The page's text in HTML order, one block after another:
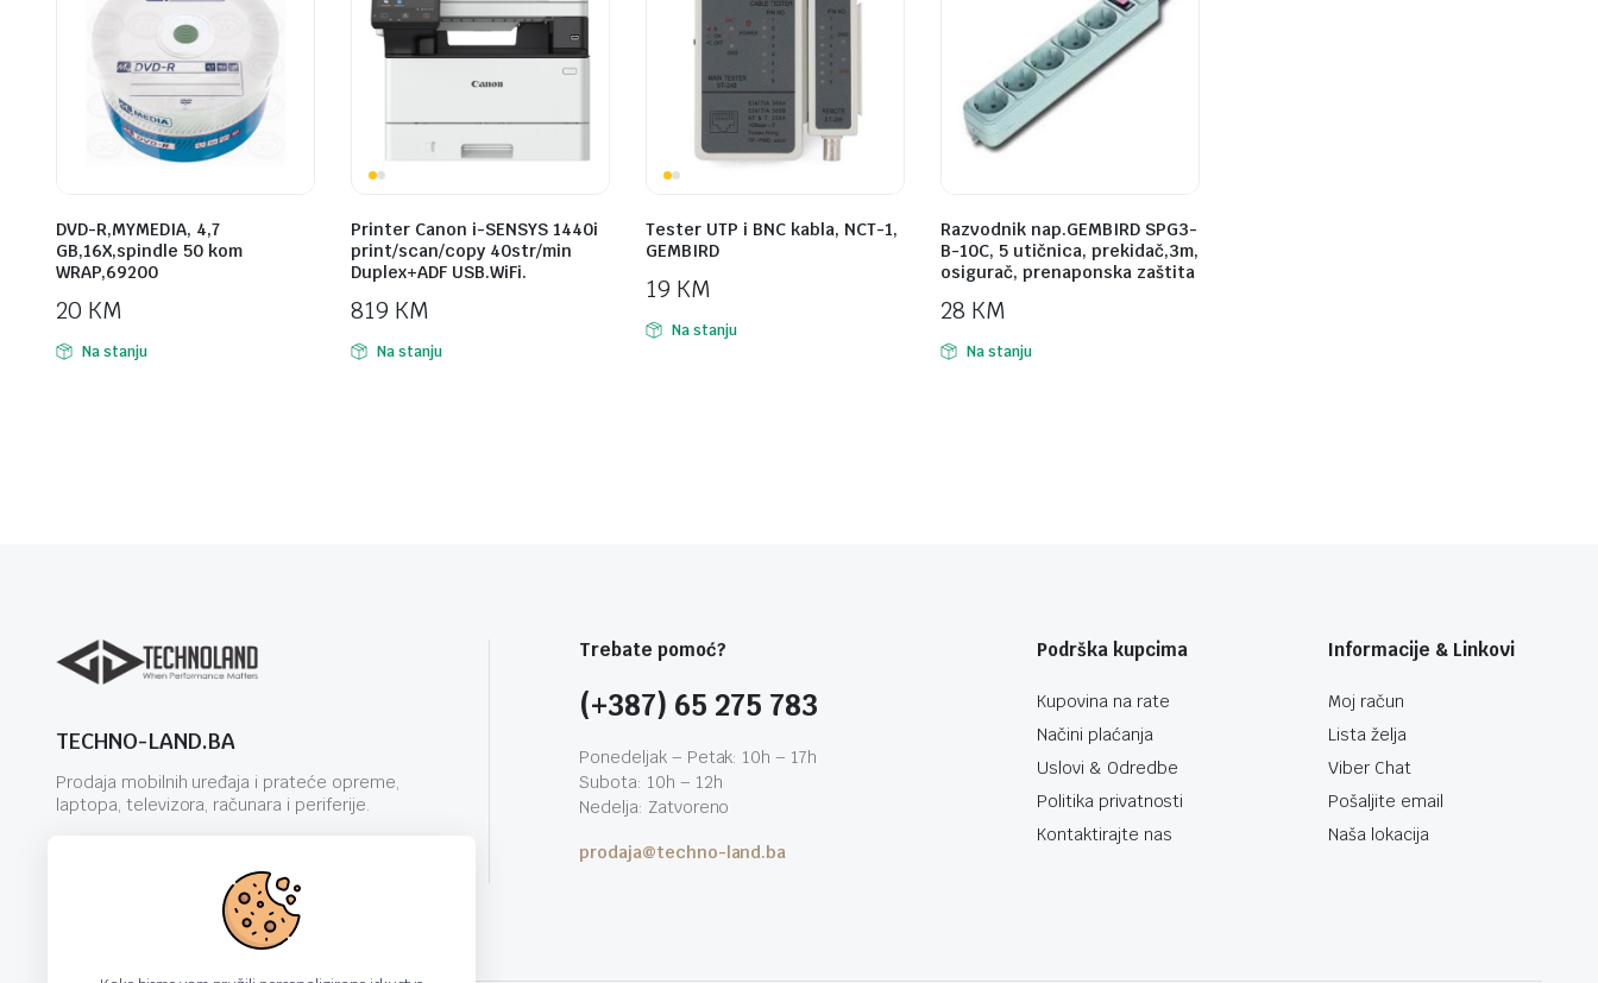
DVD-R,MYMEDIA, 4,7
GB,16X,spindle 50 kom
WRAP,69200
20 KM
Na stanju
Printer Canon i-SENSYS 1440i
print/scan/copy 40str/min
Duplex+ADF USB.WiFi.
819 KM
Na stanju
Tester UTP i BNC kabla, NCT-1,
GEMBIRD
19 KM
Na stanju
Razvodnik nap.GEMBIRD SPG3-
B-10C, 5 utičnica, prekidač,3m,
osigurač, prenaponska zaštita
28 KM
Na stanju
TECHNO-LAND.BA
Prodaja mobilnih uređaja i prateće opreme,
laptopa, televizora, računara i periferije.
Trebate pomoć?
(+387) 65 275 783
Ponedeljak – Petak: 10h – 17h
Subota: 10h – 12h
Nedelja: Zatvoreno
prodaja@techno-land.ba
Podrška kupcima
Kupovina na rate
Načini plaćanja
Uslovi & Odredbe
Politika privatnosti
Kontaktirajte nas
Informacije & Linkovi
Moj račun
Lista želja
Viber Chat
Pošaljite email
Naša lokacija